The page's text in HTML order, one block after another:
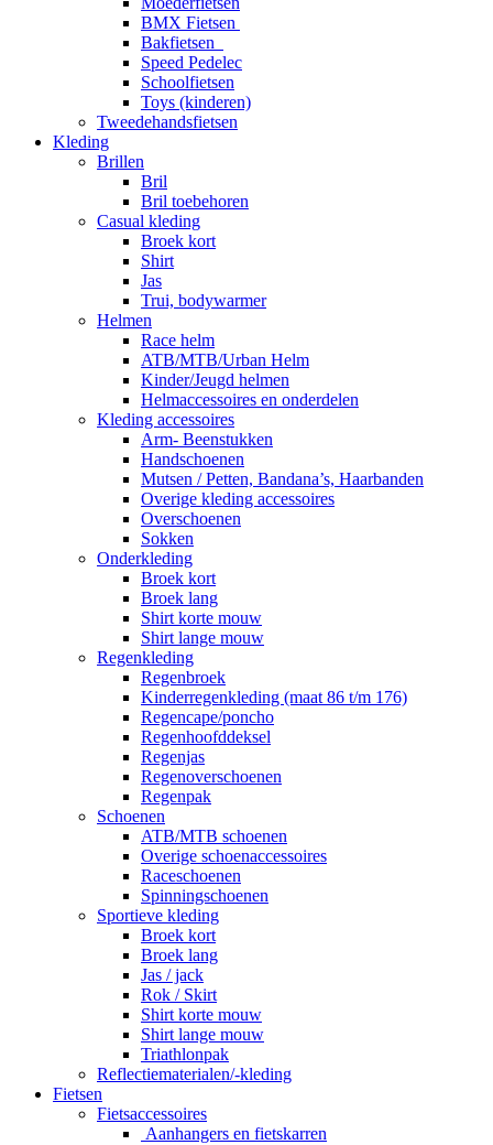
BMX Fietsen
Bakfietsen
Speed Pedelec
Schoolfietsen
Toys (kinderen)
Tweedehandsfietsen
Kleding
Brillen
Bril
Bril toebehoren
Casual kleding
Broek kort
Shirt
Jas
Trui, bodywarmer
Helmen
Race helm
ATB/MTB/Urban Helm
Kinder/Jeugd helmen
Helmaccessoires en onderdelen
Kleding accessoires
Arm- Beenstukken
Handschoenen
Mutsen / Petten, Bandana’s, Haarbanden
Overige kleding accessoires
Overschoenen
Sokken
Onderkleding
Broek kort
Broek lang
Shirt korte mouw
Shirt lange mouw
Regenkleding
Regenbroek
Kinderregenkleding (maat 86 t/m 176)
Regencape/poncho
Regenhoofddeksel
Regenjas
Regenoverschoenen
Regenpak
Schoenen
ATB/MTB schoenen
Overige schoenaccessoires
Raceschoenen
Spinningschoenen
Sportieve kleding
Broek kort
Broek lang
Jas / jack
Rok / Skirt
Shirt korte mouw
Shirt lange mouw
Triathlonpak
Reflectiematerialen/-kleding
Fietsen
Fietsaccessoires
Aanhangers en fietskarren